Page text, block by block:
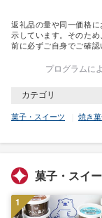
返礼品の量や同一価格
示しています。そのた
前に必ずご自身でご確認
プログラムに
カテゴリ
菓子・スイーツ 焼き
菓子・スイ
1